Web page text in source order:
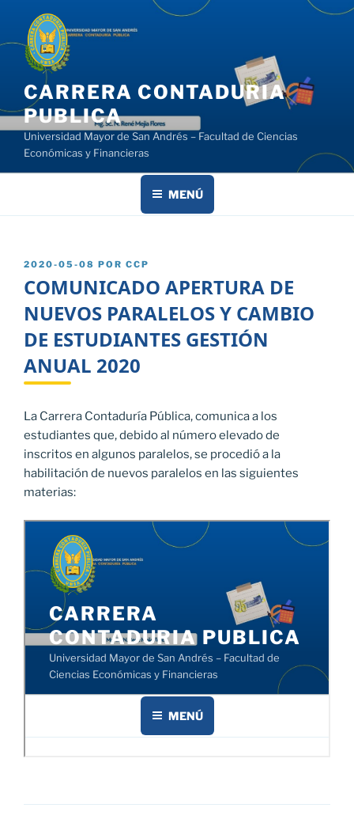
contenido
CARRERA CONTADURIA
PUBLICA
Universidad Mayor de San Andrés – Facultad de Ciencias
Económicas y Financieras
MENÚ
PUBLICADO
2020-05-08 POR CCP
COMUNICADO APERTURA DE
NUEVOS PARALELOS Y CAMBIO
DE ESTUDIANTES GESTIÓN
ANUAL 2020
La Carrera Contaduría Pública, comunica a los
estudiantes que, debido al número elevado de
inscritos en algunos paralelos, se procedió a la
habilitación de nuevos paralelos en las siguientes
materias: